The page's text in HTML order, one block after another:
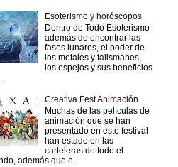
Esoterismo y horóscopos
Dentro de Todo Esoterismo
además de encontrar las
fases lunares, el poder de
los metales y talismanes,
los espejos y sus beneficios
Creativa Fest Animación
Muchas de las películas de
animación que se han
presentado en este festival
han estado en las
carteleras de todo el
además que e...